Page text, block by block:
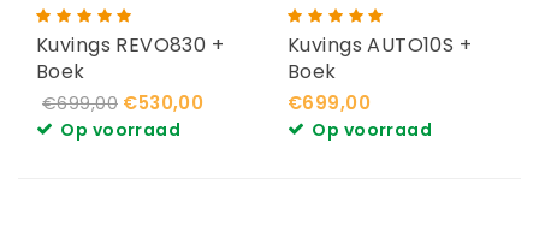
Kuvings REVO830 +
Boek
€699,00 €530,00
Op voorraad
Kuvings AUTO10S +
Boek
€699,00
Op voorraad